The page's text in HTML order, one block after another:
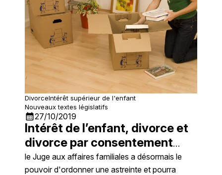
DivorceIntérêt supérieur de l'enfant
Nouveaux textes législatifs
calendar_month27/10/2019
Intérêt de l’enfant, divorce et
divorce par consentement
mutuel sans Juge
le Juge aux affaires familiales a désormais le
pouvoir d'ordonner une astreinte et pourra